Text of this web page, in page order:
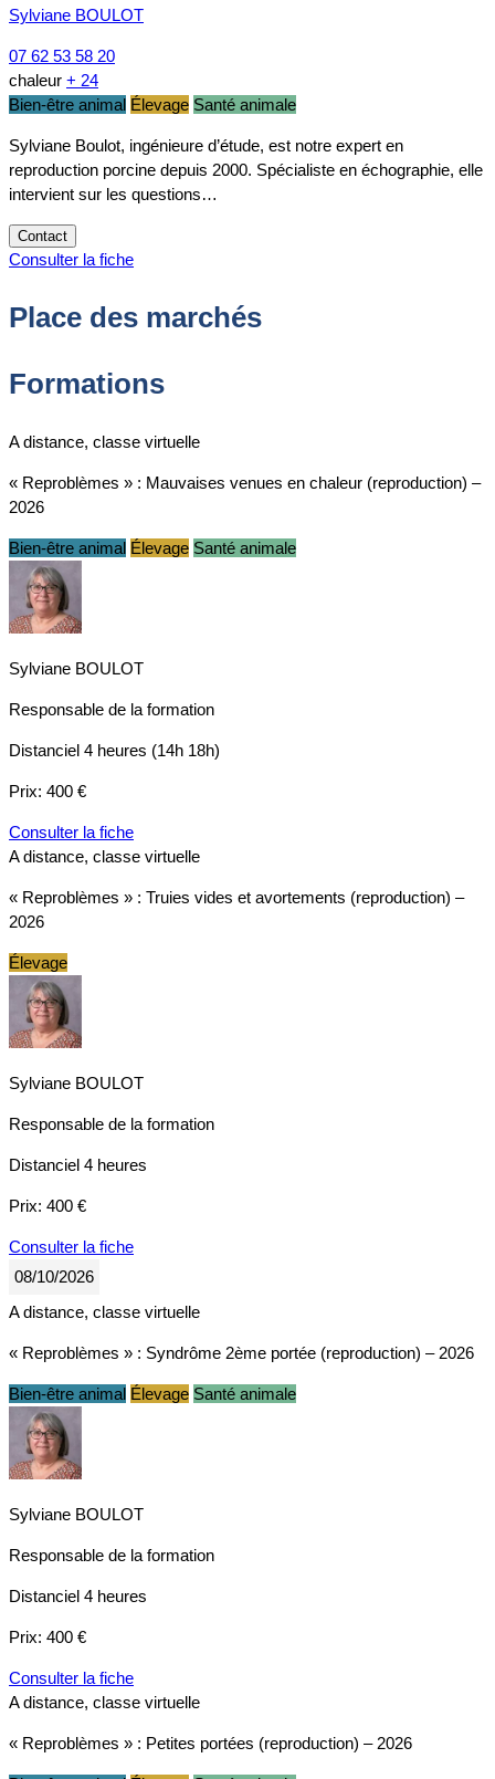
Sylviane BOULOT
07 62 53 58 20
chaleur + 24
Bien-être animal Élevage Santé animale
Sylviane Boulot, ingénieure d’étude, est notre expert en
reproduction porcine depuis 2000. Spécialiste en échographie, elle
intervient sur les questions…
Contact
Consulter la fiche
Place des marchés
Formations
A distance, classe virtuelle
« Reproblèmes » : Mauvaises venues en chaleur (reproduction) –
2026
Bien-être animal Élevage Santé animale
Sylviane BOULOT
Responsable de la formation
Distanciel 4 heures (14h 18h)
Prix: 400 €
Consulter la fiche
A distance, classe virtuelle
« Reproblèmes » : Truies vides et avortements (reproduction) –
2026
Élevage
Sylviane BOULOT
Responsable de la formation
Distanciel 4 heures
Prix: 400 €
Consulter la fiche
08/10/2026
A distance, classe virtuelle
« Reproblèmes » : Syndrôme 2ème portée (reproduction) – 2026
Bien-être animal Élevage Santé animale
Sylviane BOULOT
Responsable de la formation
Distanciel 4 heures
Prix: 400 €
Consulter la fiche
A distance, classe virtuelle
« Reproblèmes » : Petites portées (reproduction) – 2026